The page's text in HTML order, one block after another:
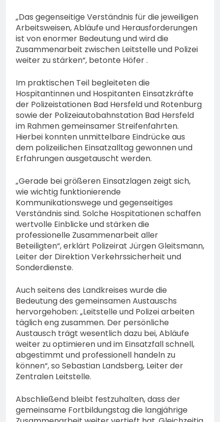
„Das gegenseitige Verständnis für die jeweiligen
Arbeitsweisen, Abläufe und Herausforderungen
ist von enormer Bedeutung und wird die
Zusammenarbeit zwischen Leitstelle und Polizei
weiter zu stärken“, betonte Höfer .
Im praktischen Teil begleiteten die
Hospitantinnen und Hospitanten Einsatzkräfte
der Polizeistationen Bad Hersfeld und Rotenburg
sowie der Polizeiautobahnstation Bad Hersfeld
im Rahmen gemeinsamer Streifenfahrten.
Hierbei konnten unmittelbare Eindrücke aus
dem polizeilichen Einsatzalltag gewonnen und
Erfahrungen ausgetauscht werden.
„Gerade bei größeren Einsatzlagen zeigt sich,
wie wichtig funktionierende
Kommunikationswege und gegenseitiges
Verständnis sind. Solche Hospitationen schaffen
wertvolle Einblicke und stärken die
professionelle Zusammenarbeit aller
Beteiligten“, erklärt Polizeirat Jürgen Gleitsmann,
Leiter der Direktion Verkehrssicherheit und
Sonderdienste.
Auch seitens des Landkreises wurde die
Bedeutung des gemeinsamen Austauschs
hervorgehoben: „Leitstelle und Polizei arbeiten
täglich eng zusammen. Der persönliche
Austausch trägt wesentlich dazu bei, Abläufe
weiter zu optimieren und im Einsatzfall schnell,
abgestimmt und professionell handeln zu
können“, so Sebastian Landsberg, Leiter der
Zentralen Leitstelle.
Abschließend bleibt festzuhalten, dass der
gemeinsame Fortbildungstag die langjährige